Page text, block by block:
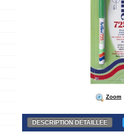
Zoom
DESCRIPTION DÉTAILLÉE